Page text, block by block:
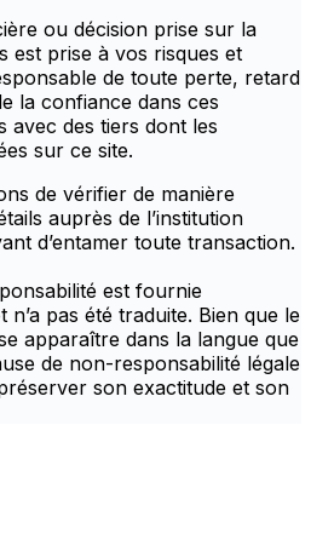
ou décision prise sur la
est prise à vos risques et
de toute perte, retard
la confiance dans ces
avec des tiers dont les
sur ce site.
de vérifier de manière
auprès de l’institution
d’entamer toute transaction.
est fournie
n’a pas été traduite. Bien que le
apparaître dans la langue que
de non-responsabilité légale
son exactitude et son